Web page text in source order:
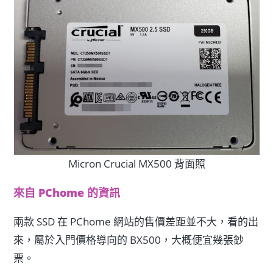
Micron Crucial MX500 背面照
來自 PChome 的資訊
兩款 SSD 在 PChome 網站的售價差距並不大，看的出
來，屬於入門價格導向的 BX500，大概便宜幾張鈔
票。